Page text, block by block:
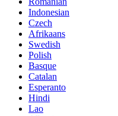
Indonesian
Czech
Afrikaans
Swedish
Polish
Basque
Catalan
Esperanto
Hindi
Lao